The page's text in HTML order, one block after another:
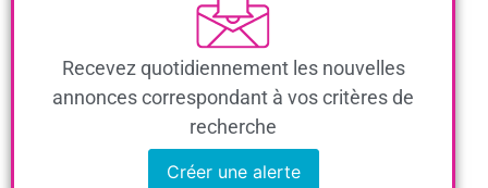
Recevez quotidiennement les nouvelles
annonces correspondant à vos critères de
recherche
Créer une alerte